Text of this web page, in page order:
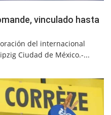
vinculado hasta
del internacional
Ciudad de México.-...